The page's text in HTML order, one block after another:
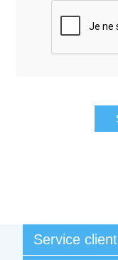
Service client